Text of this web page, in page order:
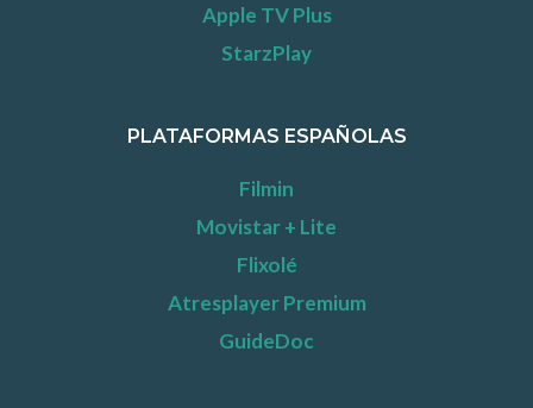
Apple TV Plus
StarzPlay
PLATAFORMAS ESPAÑOLAS
Filmin
Movistar + Lite
Flixolé
Atresplayer Premium
GuideDoc